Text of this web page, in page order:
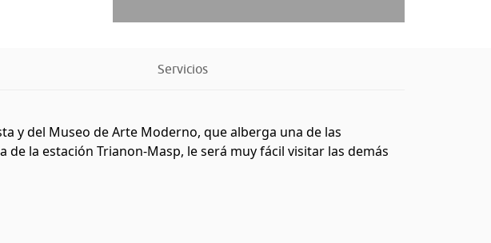
Servicios
y del Museo de Arte Moderno, que alberga una de las
la estación Trianon-Masp, le será muy fácil visitar las demás